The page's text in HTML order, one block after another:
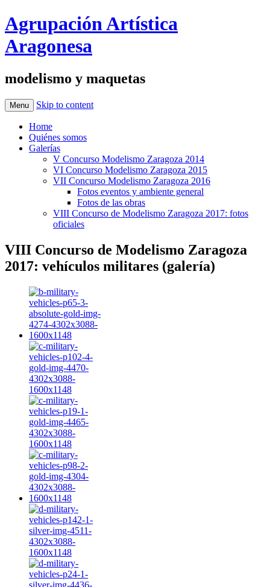
Agrupación Artística
Aragonesa
modelismo y maquetas
Menu Skip to content
Home
Quiénes somos
Galerías
V Concurso Modelismo Zaragoza 2014
VI Concurso Modelismo Zaragoza 2015
VII Concurso Modelismo Zaragoza 2016
Fotos eventos y ambiente general
Fotos de las obras
VIII Concurso de Modelismo Zaragoza 2017: fotos
oficiales
VIII Concurso de Modelismo Zaragoza
2017: vehículos militares (galería)